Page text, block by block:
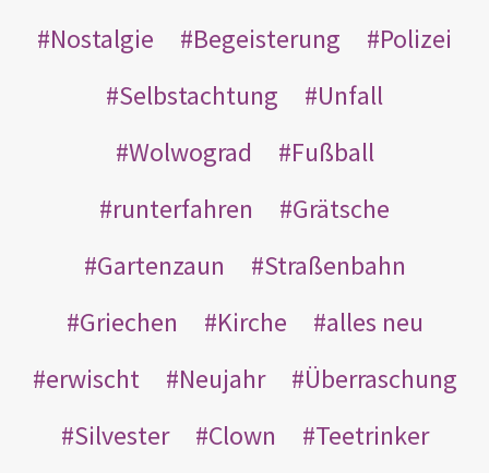
Nostalgie
Begeisterung
Polizei
Selbstachtung
Unfall
Wolwograd
Fußball
runterfahren
Grätsche
Gartenzaun
Straßenbahn
Griechen
Kirche
alles neu
erwischt
Neujahr
Überraschung
Silvester
Clown
Teetrinker